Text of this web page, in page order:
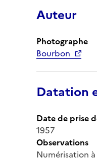
Auteur
Photographe
Bourbon
Datation
Date de prise
1957
Observations
Numérisation